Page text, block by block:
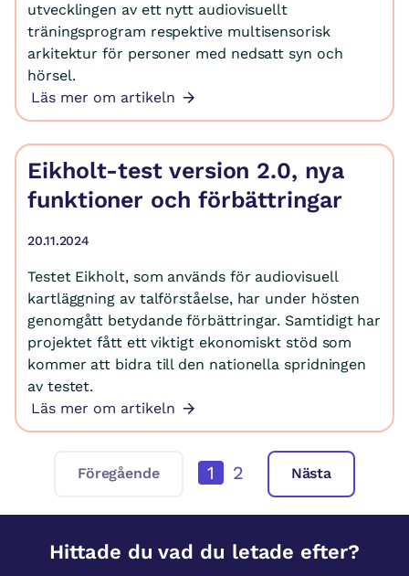
utvecklingen av ett nytt audiovisuellt
träningsprogram respektive multisensorisk
arkitektur för personer med nedsatt syn och
hörsel.
Läs mer om artikeln
Eikholt-test version 2.0, nya
funktioner och förbättringar
20.11.2024
Testet Eikholt, som används för audiovisuell
kartläggning av talförståelse, har under hösten
genomgått betydande förbättringar. Samtidigt har
projektet fått ett viktigt ekonomiskt stöd som
kommer att bidra till den nationella spridningen
av testet.
Läs mer om artikeln
Föregående 1 2 Nästa
Hittade du vad du letade efter?